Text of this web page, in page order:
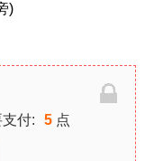
)
付: 5点